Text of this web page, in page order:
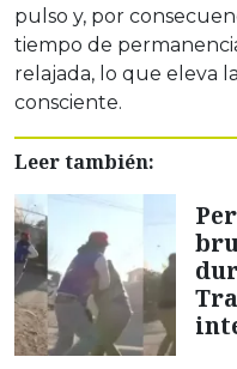
pulso y, por
tiempo de
relajada, lo que eleva
consciente.
Leer también: